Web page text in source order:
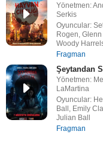
Yönetmen:
Serkis
Oyuncular:
Rogen,
Woody
Fragman
Şeytandan
Yönetmen:
LaMartina
Oyuncular:
Ball, Emily
Julian Ball
Fragman